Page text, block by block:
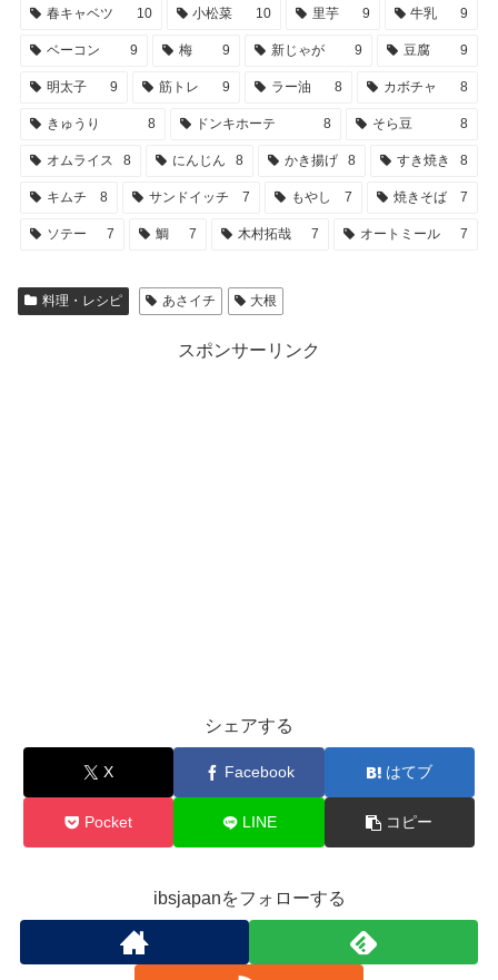
春キャベツ 10 小松菜 10 里芋 9 牛乳 9
ベーコン 9 梅 9 新じゃが 9 豆腐 9
明太子 9 筋トレ 9 ラー油 8 カボチャ 8
きゅうり 8 ドンキホーテ 8 そら豆 8
オムライス 8 にんじん 8 かき揚げ 8 すき焼き 8
キムチ 8 サンドイッチ 7 もやし 7 焼きそば 7
ソテー 7 鯛 7 木村拓哉 7 オートミール 7
料理・レシピ あさイチ 大根
スポンサーリンク
シェアする
X Facebook はてブ
Pocket LINE コピー
ibsjapanをフォローする